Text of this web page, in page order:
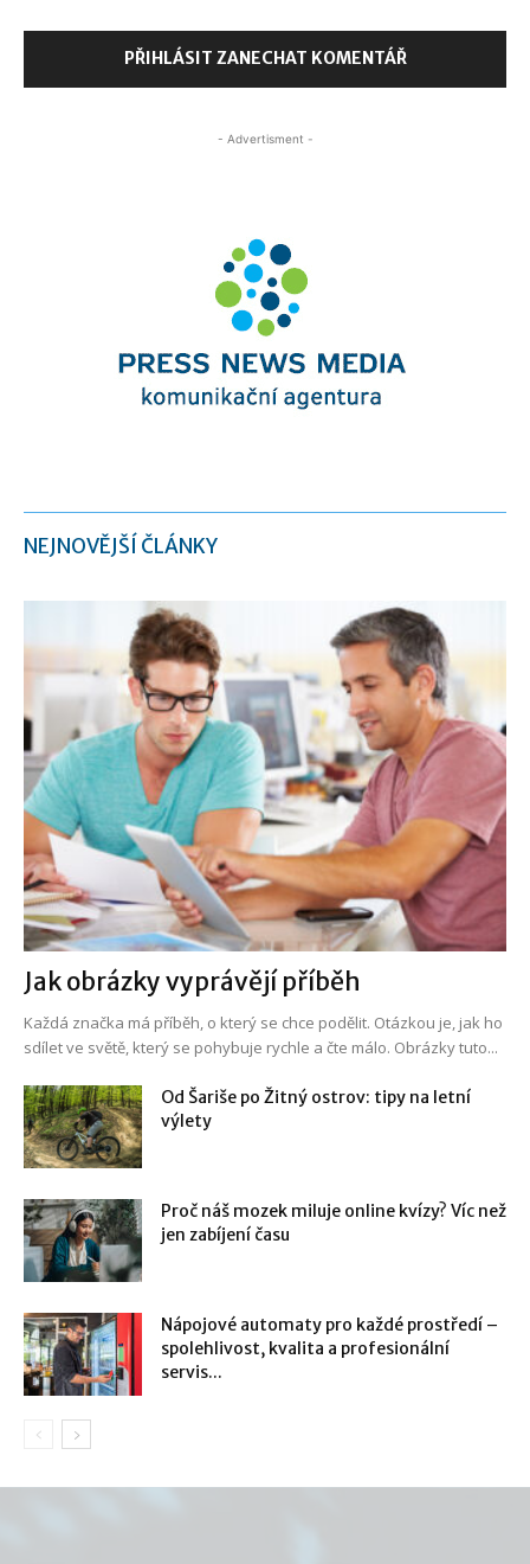
PŘIHLÁSIT ZANECHAT KOMENTÁŘ
- Advertisment -
NEJNOVĚJŠÍ ČLÁNKY
Jak obrázky vyprávějí příběh
Každá značka má příběh, o který se chce podělit. Otázkou je, jak ho
sdílet ve světě, který se pohybuje rychle a čte málo. Obrázky tuto...
Od Šariše po Žitný ostrov: tipy na letní
výlety
Proč náš mozek miluje online kvízy? Víc než
jen zabíjení času
Nápojové automaty pro každé prostředí –
spolehlivost, kvalita a profesionální
servis...